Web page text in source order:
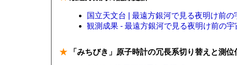
国立天文台 | 最遠方銀河で見る夜明け前の
観測成果 - 最遠方銀河で見る夜明け前の
★ 「みちびき」原子時計の冗長系切り替えと測